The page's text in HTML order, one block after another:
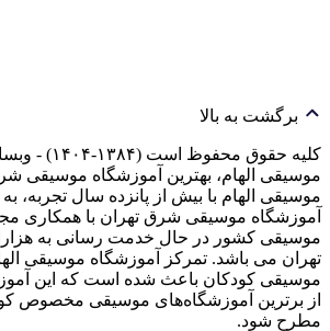
برگشت به بالا
کلیه حقوق
موسیقی الهام، بهترین آموزشگاه موسیقی
موسیقی الهام با بیش از پانزده سال تجربه،
آموزشگاه موسیقی شرق تهران با همکاری
موسیقی کشور در حال خدمت رسانی به
تهران می باشد. تمرکز آموزشگاه موسیقی
موسیقی کودکان باعث شده است که این
از برترین آموزشگاه‌های موسیقی مخصوص
مطرح شود.